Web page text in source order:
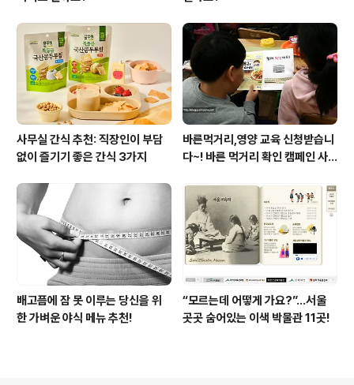
사무실 간식 추천: 직장인이 부담
없이 즐기기 좋은 간식 3가지
바른먹거리,영양 교육 신청받습니
다~! 바른 먹거리 확인 캠페인 사
배고픔에 잠 못 이루는 당신을 위
한 가벼운 야식 메뉴 추천!
“모르는데 어떻게 가요?”...서울
곳곳 숨어있는 이색 박물관 11곳!